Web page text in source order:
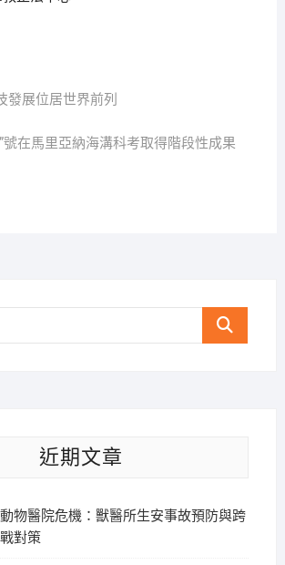
發展位居世界前列
號在馬里亞納海溝科考取得階段性成果
Search
近期文章
物醫院危機：獸醫所生安事故預防與跨
對策